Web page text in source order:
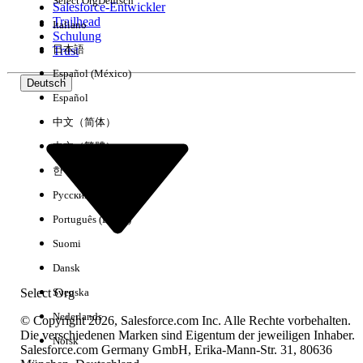
Erfahrung
Keine Ergebnisse
Salesforce-Entwickler
Trailhead
Schulung
Trust
Deutsch
Select Org
Italiano
日本語
Español (México)
Español
中文（简体）
中文（繁體）
한국어
Русский
Português (Brasil)
Suomi
Dansk
Svenska
Nederlands
Norsk
© Copyright 2026, Salesforce.com Inc. Alle Rechte vorbehalten.
Die verschiedenen Marken sind Eigentum der jeweiligen Inhaber.
Salesforce.com Germany GmbH, Erika-Mann-Str. 31, 80636